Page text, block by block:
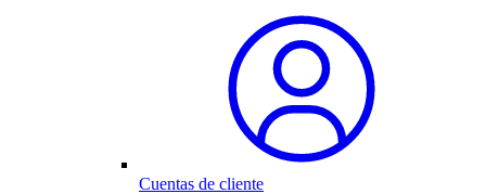
Cuentas de cliente